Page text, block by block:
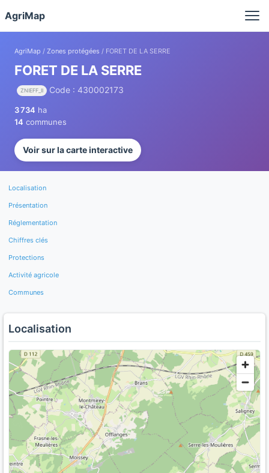
AgriMap
AgriMap / Zones protégées / FORET DE LA SERRE
FORET DE LA SERRE
ZNIEFF_II Code : 430002173
3 734 ha
14 communes
Voir sur la carte interactive
Localisation
Présentation
Réglementation
Chiffres clés
Protections
Activité agricole
Communes
Localisation